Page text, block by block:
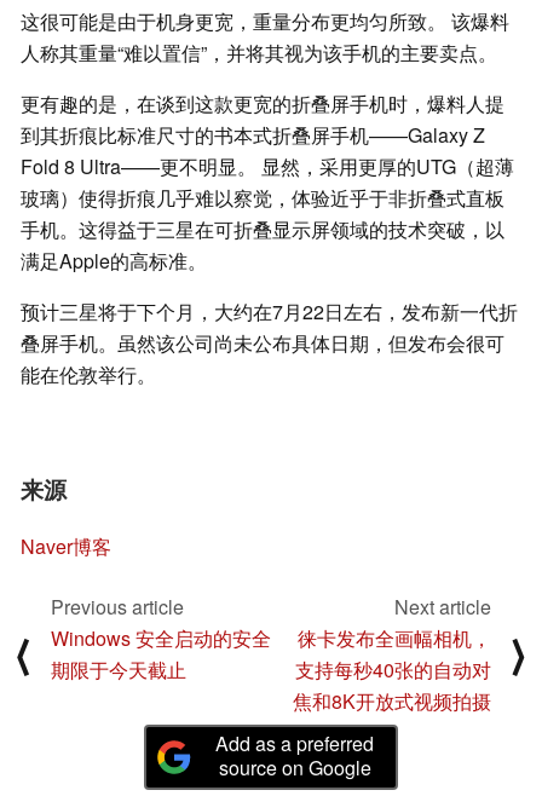
这很可能是由于机身更宽，重量分布更均匀所致。 该爆料
人称其重量“难以置信”，并将其视为该手机的主要卖点。
更有趣的是，在谈到这款更宽的折叠屏手机时，爆料人提
到其折痕比标准尺寸的书本式折叠屏手机——Galaxy Z
Fold 8 Ultra——更不明显。 显然，采用更厚的UTG（超薄
玻璃）使得折痕几乎难以察觉，体验近乎于非折叠式直板
手机。这得益于三星在可折叠显示屏领域的技术突破，以
满足Apple的高标准。
预计三星将于下个月，大约在7月22日左右，发布新一代折
叠屏手机。虽然该公司尚未公布具体日期，但发布会很可
能在伦敦举行。
来源
Naver博客
⟨
Previous article
Windows 安全启动的安全
期限于今天截止
Next article
徕卡发布全画幅相机，
支持每秒40张的自动对
焦和8K开放式视频拍摄
⟩
Add as a preferred
source on Google